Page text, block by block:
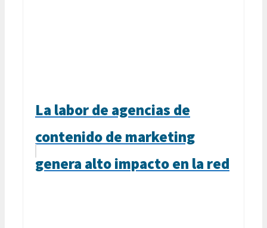
La labor de agencias de
contenido de marketing
genera alto impacto en la red